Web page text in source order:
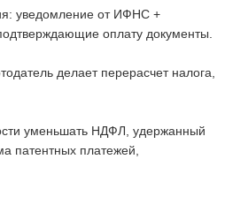
уведомление от ИФНС +
оплату документы.
делает перерасчет налога,
уменьшать НДФЛ, удержанный
патентных платежей,